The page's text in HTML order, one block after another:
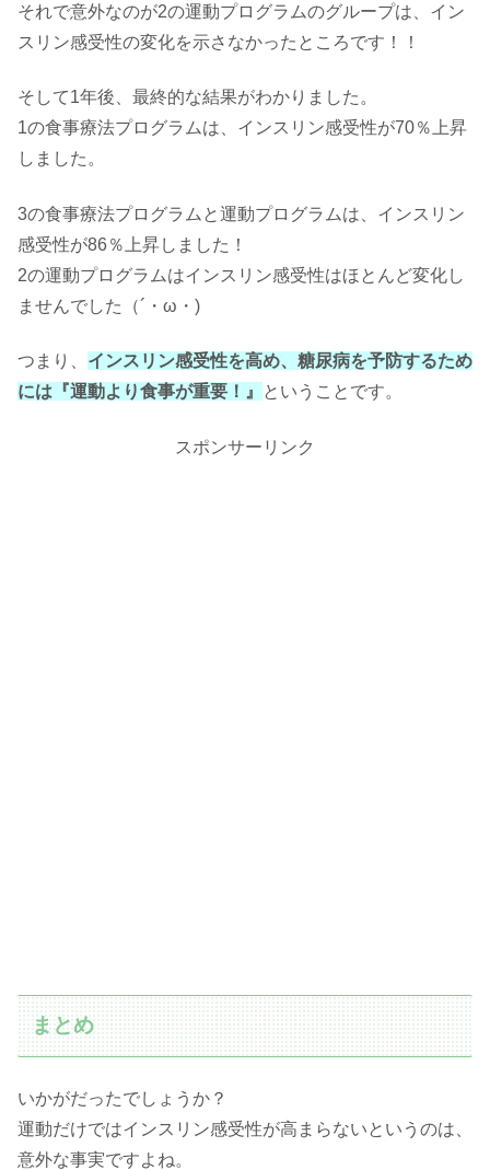
それで意外なのが2の運動プログラムのグループは、イン
スリン感受性の変化を示さなかったところです！！
そして1年後、最終的な結果がわかりました。
1の食事療法プログラムは、インスリン感受性が70％上昇
しました。
3の食事療法プログラムと運動プログラムは、インスリン
感受性が86％上昇しました！
2の運動プログラムはインスリン感受性はほとんど変化し
ませんでした（´・ω・)
つまり、 インスリン感受性を高め、糖尿病を予防するため
には『運動より食事が重要！』
ということです。
スポンサーリンク
まとめ
いかがだったでしょうか？
運動だけではインスリン感受性が高まらないというのは、
意外な事実ですよね。